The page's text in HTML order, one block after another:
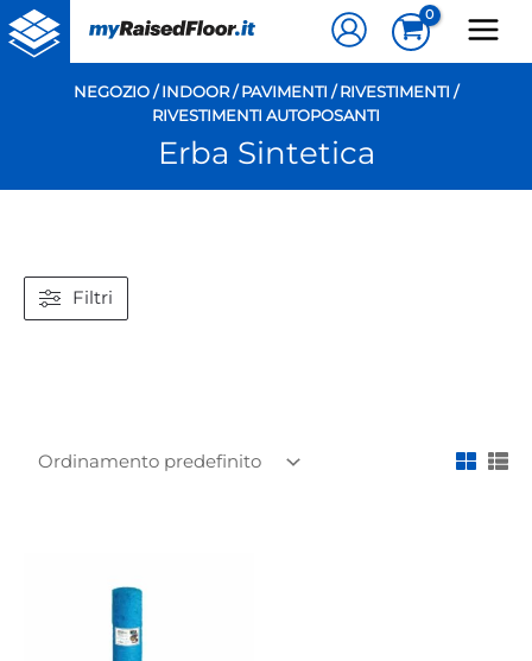
Vai
al
contenuto
NEGOZIO/INDOOR/PAVIMENTI / RIVESTIMENTI /
RIVESTIMENTI AUTOPOSANTI
Erba Sintetica
Filtri
prodotto